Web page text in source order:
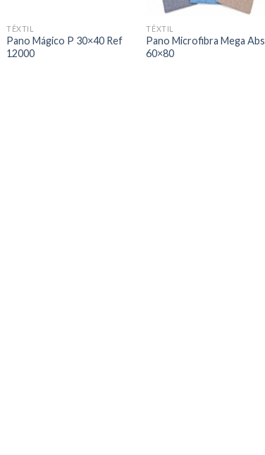
TÊXTIL
Pano Mágico P 30×40 Ref
12000
TÊXTIL
Pano Microfibra Mega Abs
60×80